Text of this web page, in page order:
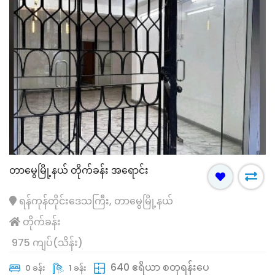
တာမွေမြို့နယ် တိုက်ခန်း အရောင်း
ရန်ကုန်တိုင်းဒေသကြီး, တာမွေမြို့နယ်
တိုက်ခန်း
975 ကျပ်(သိန်း)
0 ခန်း 1 ခန်း 640 ဧရိယာ စတုရန်းပေ